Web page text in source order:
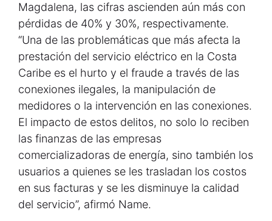
Magdalena, las cifras ascienden aún más con
pérdidas de 40% y 30%, respectivamente.
“Una de las problemáticas que más afecta la
prestación del servicio eléctrico en la Costa
Caribe es el hurto y el fraude a través de las
conexiones ilegales, la manipulación de
medidores o la intervención en las conexiones.
El impacto de estos delitos, no solo lo reciben
las finanzas de las empresas
comercializadoras de energía, sino también los
usuarios a quienes se les trasladan los costos
en sus facturas y se les disminuye la calidad
del servicio”, afirmó Name.